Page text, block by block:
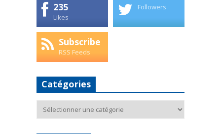
235
Likes
Followers
Subscribe
RSS Feeds
Catégories